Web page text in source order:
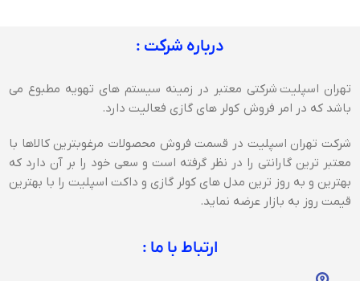
درباره شرکت :
تهران اسپلیت شرکتی معتبر در زمینه سیستم های تهویه مطبوع می
باشد که در امر فروش کولر های گازی فعالیت دارد.
شرکت تهران اسپلیت در قسمت فروش محصولات مرغوبترین کالاها با
معتبر ترین گارانتی را در نظر گرفته است و سعی خود را بر آن دارد که
بهترین و به روز ترین مدل های کولر گازی و داکت اسپلیت را با بهترین
قیمت روز به بازار عرضه نماید.
ارتباط با ما :